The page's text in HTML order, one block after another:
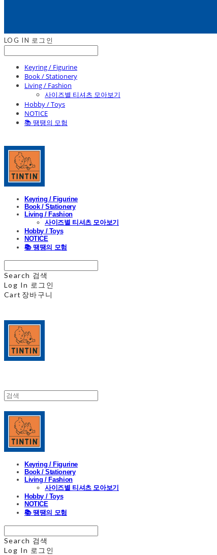
LOG IN 로그인
Keyring / Figurine
Book / Stationery
Living / Fashion
사이즈별 티셔츠 모아보기
Hobby / Toys
NOTICE
📚 땡땡의 모험
Keyring / Figurine
Book / Stationery
Living / Fashion
사이즈별 티셔츠 모아보기
Hobby / Toys
NOTICE
📚 땡땡의 모험
Search 검색
Log In 로그인
Cart 장바구니
Keyring / Figurine
Book / Stationery
Living / Fashion
사이즈별 티셔츠 모아보기
Hobby / Toys
NOTICE
📚 땡땡의 모험
Search 검색
Log In 로그인